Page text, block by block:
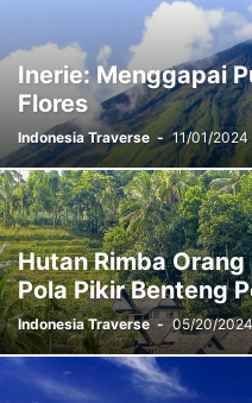
Inerie: Menggapai
Flores
Indonesia Traverse - 11/01/2024
Hutan Rimba
Pola Pikir Benteng
Indonesia Traverse - 05/20/2024